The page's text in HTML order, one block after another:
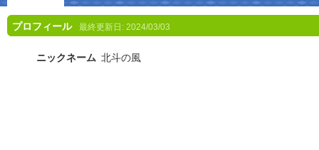
プロフィール 最終更新日: 2024/03/03
ニックネーム 北斗の風